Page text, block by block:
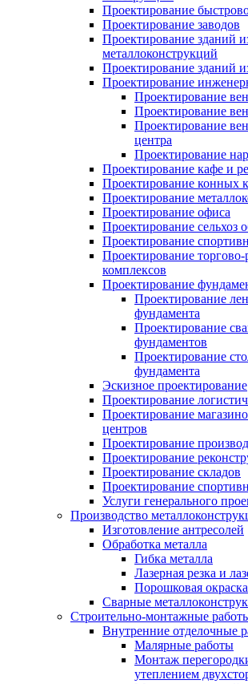
Проектирование
Проектирование заводов
Проектирование зданий
металлоконструкций
Проектирование зданий
Проектирование
Проектирование
Проектирование
Проектирование
центра
Проектирование
Проектирование кафе и
Проектирование конных
Проектирование
Проектирование офиса
Проектирование сельхоз
Проектирование
Проектирование торгово-
комплексов
Проектирование
Проектирование
фундамента
Проектирование
фундаментов
Проектирование
фундамента
Эскизное проектирование
Проектирование
Проектирование
центров
Проектирование
Проектирование
Проектирование складов
Проектирование
Услуги генерального
Производство
Изготовление антресолей
Обработка металла
Гибка металла
Лазерная резка и
Порошковая окраска
Сварные
Строительно-монтажные
Внутренние отделочные
Малярные работы
Монтаж
утеплением